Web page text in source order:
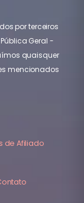
por terceiros
Geral -
quaisquer
mencionados
de Afiliado